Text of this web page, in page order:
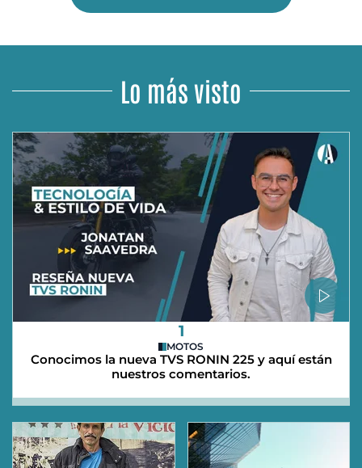
Lo más visto
1
MOTOS
Conocimos la nueva TVS RONIN 225 y aquí están
nuestros comentarios.